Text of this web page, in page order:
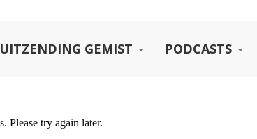
UITZENDING GEMIST PODCASTS